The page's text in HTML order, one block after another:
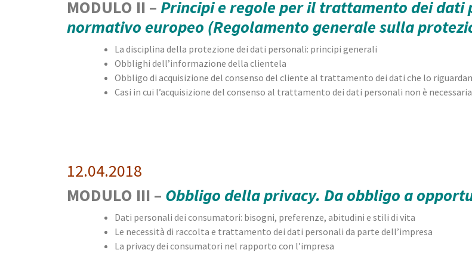
MODULO II –Principi e regole per il trattamento dei dati
normativo europeo (Regolamento generale sulla
La disciplina della protezione dei dati personali: principi generali
Obblighi dell’informazione della clientela
Obbligo di acquisizione del consenso del cliente al trattamento dei dati che lo
Casi in cui l’acquisizione del consenso al trattamento dei dati personali non è necessaria
12.04.2018
MODULO III – Obbligo della privacy. Da obbligo a
Dati personali dei consumatori: bisogni, preferenze, abitudini e stili di vita
Le necessità di raccolta e trattamento dei dati personali da parte dell’impresa
La privacy dei consumatori nel rapporto con l’impresa